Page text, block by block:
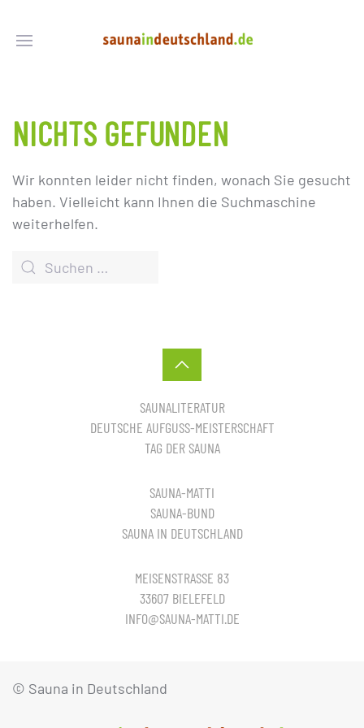
NICHTS GEFUNDEN
Wir konnten leider nicht finden, wonach Sie gesucht
haben. Vielleicht kann Ihnen die Suchmaschine
weiterhelfen.
SAUNALITERATUR
DEUTSCHE AUFGUSS-MEISTERSCHAFT
TAG DER SAUNA
SAUNA-MATTI
SAUNA-BUND
SAUNA IN DEUTSCHLAND
MEISENSTRASSE 83
33607 BIELEFELD
INFO@SAUNA-MATTI.DE
© Sauna in Deutschland